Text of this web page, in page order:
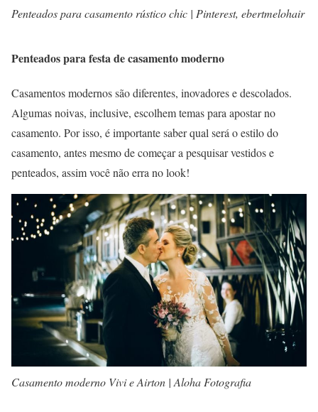
Penteados para casamento rústico chic | Pinterest, ebertmelohair
Penteados para festa de casamento moderno
Casamentos modernos são diferentes, inovadores e descolados.
Algumas noivas, inclusive, escolhem temas para apostar no
casamento. Por isso, é importante saber qual será o estilo do
casamento, antes mesmo de começar a pesquisar vestidos e
penteados, assim você não erra no look!
Casamento moderno Vivi e Airton | Aloha Fotografia